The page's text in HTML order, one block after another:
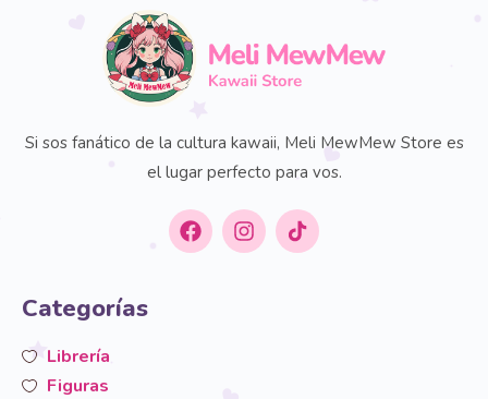
Si sos fanático de la cultura kawaii, Meli MewMew Store es
el lugar perfecto para vos.
Categorías
Librería
Figuras